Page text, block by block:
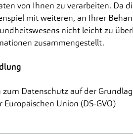
von Ihnen zu verarbeiten. Da
mit weiteren, an Ihrer
nicht leicht zu
zusammengestellt.
Datenschutz auf der
Union (DS-GVO)